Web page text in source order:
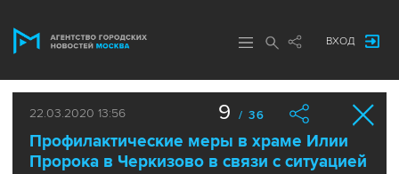
ВХОД
22.03.2020 13:56
Профилактические меры в храме Илии
Пророка в Черкизово в связи с ситуацией
9 / 36